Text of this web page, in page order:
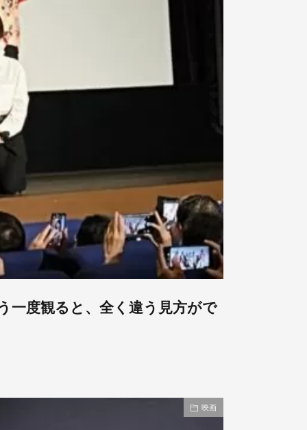
一度観ると、全く違う見方がで
映画